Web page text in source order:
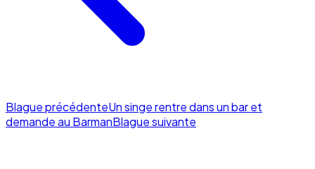
Blague précédenteUn singe rentre dans un bar et
demande au BarmanBlague suivante